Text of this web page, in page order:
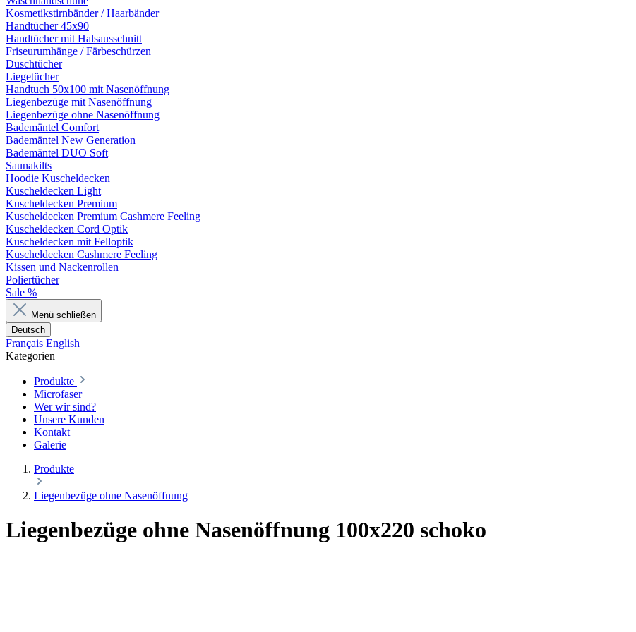
Kosmetikstirnbänder / Haarbänder
Handtücher 45x90
Handtücher mit Halsausschnitt
Friseurumhänge / Färbeschürzen
Duschtücher
Liegetücher
Handtuch 50x100 mit Nasenöffnung
Liegenbezüge mit Nasenöffnung
Liegenbezüge ohne Nasenöffnung
Bademäntel Comfort
Bademäntel New Generation
Bademäntel DUO Soft
Saunakilts
Hoodie Kuscheldecken
Kuscheldecken Light
Kuscheldecken Premium
Kuscheldecken Premium Cashmere Feeling
Kuscheldecken Cord Optik
Kuscheldecken mit Felloptik
Kuscheldecken Cashmere Feeling
Kissen und Nackenrollen
Poliertücher
Sale %
Menü schließen
Deutsch
Français English
Kategorien
Produkte
Microfaser
Wer wir sind?
Unsere Kunden
Kontakt
Galerie
Produkte
Liegenbezüge ohne Nasenöffnung
Liegenbezüge ohne Nasenöffnung 100x220 schoko